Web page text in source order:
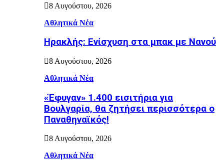
8 Αυγούστου, 2026
Αθλητικά Νέα
Ηρακλής: Ενίσχυση στα μπακ με Νανού
8 Αυγούστου, 2026
Αθλητικά Νέα
«Έφυγαν» 1.400 εισιτήρια για
Βουλγαρία, θα ζητήσει περισσότερα ο
Παναθηναϊκός!
8 Αυγούστου, 2026
Αθλητικά Νέα